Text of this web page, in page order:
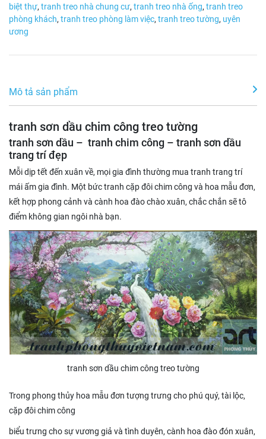
biệt thự, tranh treo nhà chung cư, tranh treo nhà ống, tranh treo
phòng khách, tranh treo phòng làm việc, tranh treo tường, uyên
ương
Mô tả sản phẩm
tranh sơn dầu chim công treo tường
tranh sơn dầu – tranh chim công – tranh sơn dầu
trang trí đẹp
Mỗi dịp tết đến xuân về, mọi gia đình thường mua tranh trang trí
mái ấm gia đình. Một bức tranh cặp đôi chim công và hoa mẫu đơn,
kết hợp phong cảnh và cành hoa đào chào xuân, chắc chắn sẽ tô
điểm không gian ngôi nhà bạn.
tranh sơn dầu chim công treo tường
Trong phong thủy hoa mẫu đơn tượng trưng cho phú quý, tài lộc,
cặp đôi chim công
biểu trưng cho sự vương giả và tình duyên, cành hoa đào đón xuân,